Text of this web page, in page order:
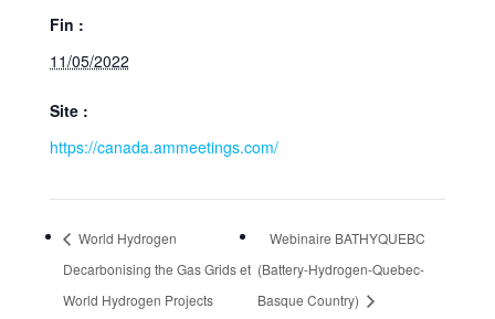
Fin :
11/05/2022
Site :
https://canada.ammeetings.com/
World Hydrogen
Decarbonising the Gas Grids et
World Hydrogen Projects
Webinaire BATHYQUEBC
(Battery-Hydrogen-Quebec-
Basque Country)